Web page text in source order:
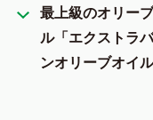
最上級のオリー
ル「エクストラ
ンオリーブオイル